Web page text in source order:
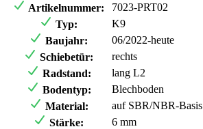
Artikelnummer:
7023-PRT02
Typ:
K9
Baujahr:
06/2022-heute
Schiebetür:
rechts
Radstand:
lang L2
Bodentyp:
Blechboden
Material:
auf SBR/NBR-Basis
Stärke:
6 mm